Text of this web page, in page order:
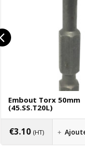
Embout Torx 50mm
(45.SS.T20L)
€3.10 (HT)